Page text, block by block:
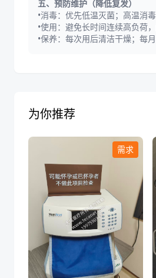
五、预防维护（降低复发）
•消毒：优先低温灭菌；高温消
•使用：避免长时间连续高负荷
•保养：每次用后清洁干燥；每
为你推荐
需求